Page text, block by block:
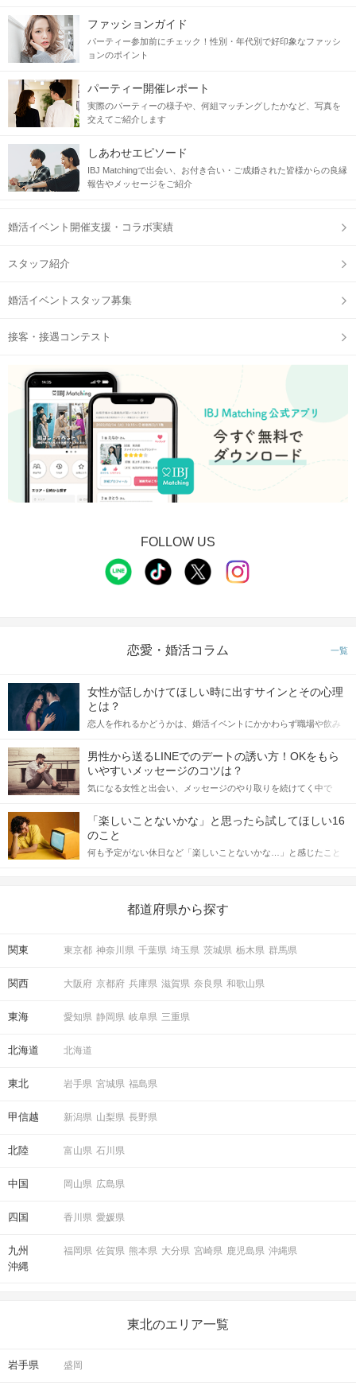
ファッションガイド
パーティー参加前にチェック！性別・年代別で好印象なファッシ
ョンのポイント
パーティー開催レポート
実際のパーティーの様子や、何組マッチングしたかなど、写真を
交えてご紹介します
しあわせエピソード
IBJ Matchingで出会い、お付き合い・ご成婚された皆様からの良縁
報告やメッセージをご紹介
婚活イベント開催支援・コラボ実績
スタッフ紹介
婚活イベントスタッフ募集
接客・接遇コンテスト
FOLLOW US
恋愛・婚活コラム 一覧
女性が話しかけてほしい時に出すサインとその心理
とは？
恋人を作れるかどうかは、婚活イベントにかかわらず職場や飲み
てアプローチできるかにも左右されます。 これから恋人作りを本
格的に始めようとしている方は、女性が異性を求めて出すサイン
をしっかりと理解し、正しい行動に移せるかどうかが重要。 この
記事では、女性が話しかけて欲しい時に出すサインとその心理を
合にどのような行動に繋げるべきかをご紹介していきます。
男性から送るLINEでのデートの誘い方！OKをもら
いやすいメッセージのコツは？
気になる女性と出会い、メッセージのやり取りを続けてく中で
しかし、中には「どう誘ったらいいの？」とお困りの男性もいら
っしゃるのではないでしょうか。 そこで今回は、男性から女性へ
送るLINEでのデートの誘い方のコツをご紹介します。例文も混じ
えながら解説するので、ぜひ参考にしてください。
「楽しいことないかな」と思ったら試してほしい16
のこと
何も予定がない休日など「楽しいことないかな…」と感じたこと
の楽しいことアイデアを集めました♪ いままさに楽しいことを探し
都道府県から探す
関東 東京都 神奈川県 千葉県 埼玉県 茨城県 栃木県 群馬県
関西 大阪府 京都府 兵庫県 滋賀県 奈良県 和歌山県
東海 愛知県 静岡県 岐阜県 三重県
北海道 北海道
東北 岩手県 宮城県 福島県
甲信越 新潟県 山梨県 長野県
北陸 富山県 石川県
中国 岡山県 広島県
四国 香川県 愛媛県
九州
沖縄
福岡県 佐賀県 熊本県 大分県 宮崎県 鹿児島県 沖縄県
東北のエリア一覧
岩手県 盛岡